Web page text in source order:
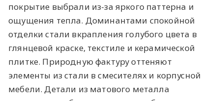
покрытие выбрали из-за яркого паттерна и
ощущения тепла. Доминантами спокойной
отделки стали вкрапления голубого цвета в
глянцевой краске, текстиле и керамической
плитке. Природную фактуру оттеняют
элементы из стали в смесителях и корпусной
мебели. Детали из матового металла